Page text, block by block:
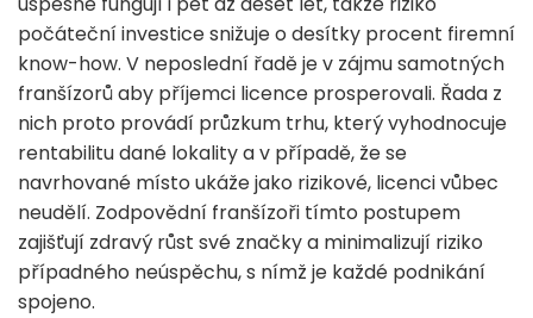
počáteční investice snižuje o desítky procent firemní
know-how. V neposlední řadě je v zájmu samotných
franšízorů aby příjemci licence prosperovali. Řada z
nich proto provádí průzkum trhu, který vyhodnocuje
rentabilitu dané lokality a v případě, že se
navrhované místo ukáže jako rizikové, licenci vůbec
neudělí. Zodpovědní franšízoři tímto postupem
zajišťují zdravý růst své značky a minimalizují riziko
případného neúspěchu, s nímž je každé podnikání
spojeno.